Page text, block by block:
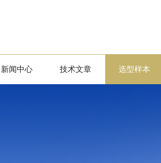
新闻中心 技术文章 选型样本